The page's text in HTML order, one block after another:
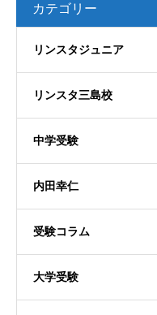
カテゴリー
リンスタジュニア
リンスタ三島校
中学受験
内田幸仁
受験コラム
大学受験